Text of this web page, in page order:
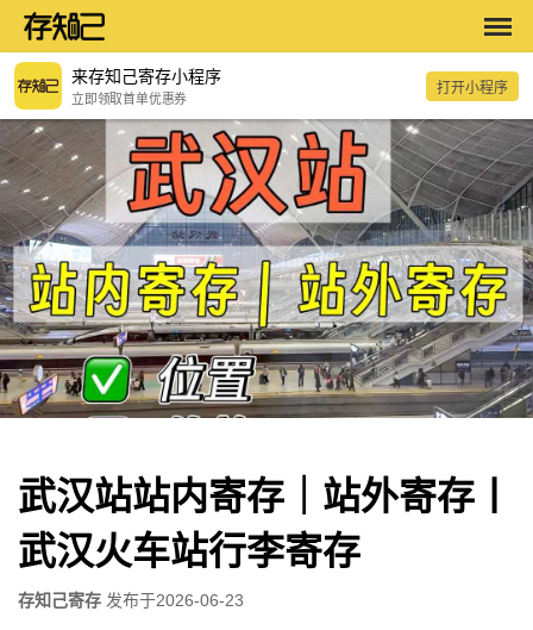
来存知己寄存小程序
立即领取首单优惠券
打开小程序
武汉站站内寄存｜站外寄存丨
武汉火车站行李寄存
存知己寄存 发布于2026-06-23